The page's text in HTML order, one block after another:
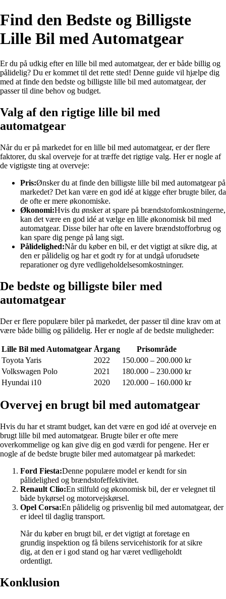
Find den Bedste og Billigste
Lille Bil med Automatgear
Er du på udkig efter en lille bil med automatgear, der er både billig og
pålidelig? Du er kommet til det rette sted! Denne guide vil hjælpe dig
med at finde den bedste og billigste lille bil med automatgear, der
passer til dine behov og budget.
Valg af den rigtige lille bil med
automatgear
Når du er på markedet for en lille bil med automatgear, er der flere
faktorer, du skal overveje for at træffe det rigtige valg. Her er nogle af
de vigtigste ting at overveje:
Pris:Ønsker du at finde den billigste lille bil med automatgear på
markedet? Det kan være en god idé at kigge efter brugte biler, da
de ofte er mere økonomiske.
Økonomi:Hvis du ønsker at spare på brændstofomkostningerne,
kan det være en god idé at vælge en lille økonomisk bil med
automatgear. Disse biler har ofte en lavere brændstofforbrug og
kan spare dig penge på lang sigt.
Pålidelighed:Når du køber en bil, er det vigtigt at sikre dig, at
den er pålidelig og har et godt ry for at undgå uforudsete
reparationer og dyre vedligeholdelsesomkostninger.
De bedste og billigste biler med
automatgear
Der er flere populære biler på markedet, der passer til dine krav om at
være både billig og pålidelig. Her er nogle af de bedste muligheder:
Lille Bil med Automatgear Årgang
Prisområde
Toyota Yaris
2022
150.000 – 200.000 kr
Volkswagen Polo
2021
180.000 – 230.000 kr
Hyundai i10
2020 120.000 – 160.000 kr
Overvej en brugt bil med automatgear
Hvis du har et stramt budget, kan det være en god idé at overveje en
brugt lille bil med automatgear. Brugte biler er ofte mere
overkommelige og kan give dig en god værdi for pengene. Her er
nogle af de bedste brugte biler med automatgear på markedet:
Ford Fiesta:Denne populære model er kendt for sin
pålidelighed og brændstofeffektivitet.
Renault Clio:En stilfuld og økonomisk bil, der er velegnet til
både bykørsel og motorvejskørsel.
Opel Corsa:En pålidelig og prisvenlig bil med automatgear, der
er ideel til daglig transport.
Når du køber en brugt bil, er det vigtigt at foretage en
grundig inspektion og få bilens servicehistorik for at sikre
dig, at den er i god stand og har været vedligeholdt
ordentligt.
Konklusion